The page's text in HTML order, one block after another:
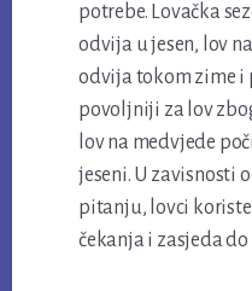
potrebe. Lovačka
odvija u jesen, lov
odvija tokom zime i
povoljniji za lov
lov na medvjede
jeseni. U zavisnosti
pitanju, lovci
čekanja i zasjeda